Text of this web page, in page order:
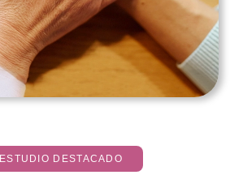
ESTUDIO DESTACADO